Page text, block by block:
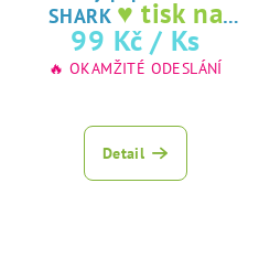
SHARK ♥ tisk na
jedlý papír
99 Kč / Ks
🔥 OKAMŽITÉ ODESLÁNÍ
Detail